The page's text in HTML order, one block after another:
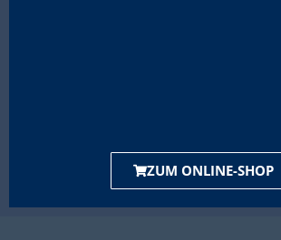
ZUM ONLINE-SHOP